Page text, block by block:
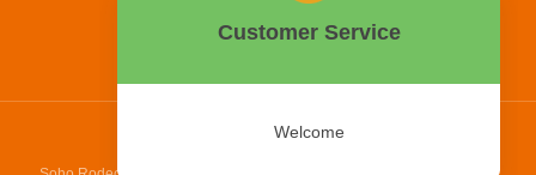
0858 2015 9999
PT Bing Kreatif Mandiri